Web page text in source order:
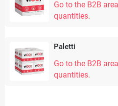
Go to the B2B
quantities.
Paletti
Go to the B2B
quantities.